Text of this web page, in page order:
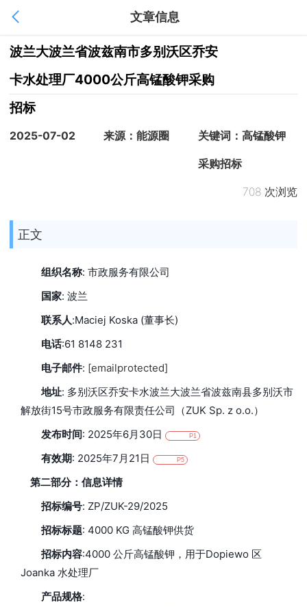
文章信息
波兰大波兰省波兹南市多别沃区乔安
卡水处理厂4000公斤高锰酸钾采购
招标
2025-07-02 来源：能源圈 关键词：高锰酸钾
采购招标
708 次浏览
正文
组织名称: 市政服务有限公司
国家: 波兰
联系人:Maciej Koska (董事长)
电话:61 8148 231
电子邮件: [emailprotected]
地址: 多别沃区乔安卡水波兰大波兰省波兹南县多别沃市
解放街15号市政服务有限责任公司（ZUK Sp. z o.o.）
发布时间: 2025年6月30日 P1
有效期: 2025年7月21日 P5
第二部分：信息详情
招标编号: ZP/ZUK-29/2025
招标标题: 4000 KG 高锰酸钾供货
招标内容:4000 公斤高锰酸钾，用于Dopiewo 区
Joanka 水处理厂
产品规格: